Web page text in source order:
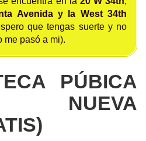
Avenida y la West 34th
que tengas suerte y no
me pasó a mi).
PÚBICA